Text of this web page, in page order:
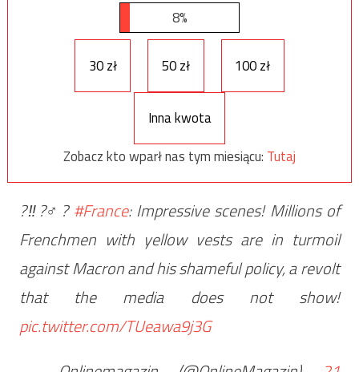
8%
30 zł 50 zł 100 zł
Inna kwota
Zobacz kto wparł nas tym miesiącu: Tutaj
?‼?‍♂️?#France: Impressive scenes! Millions of
Frenchmen with yellow vests are in turmoil
against Macron and his shameful policy, a revolt
that the media does not show!
pic.twitter.com/TUeawa9j3G